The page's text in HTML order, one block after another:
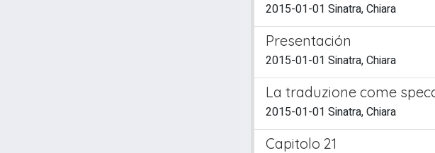
2015-01-01 Sinatra, Chiara
Presentación
2015-01-01 Sinatra, Chiara
La traduzione come
2015-01-01 Sinatra, Chiara
Capitolo 21